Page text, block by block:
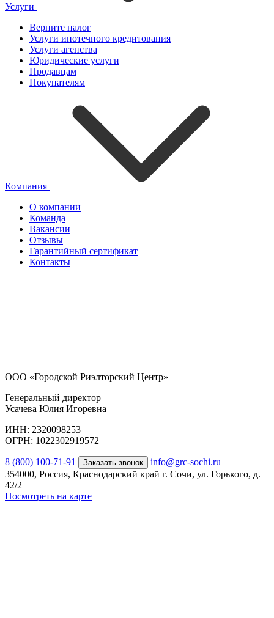
Услуги
Верните налог
Услуги ипотечного кредитования
Услуги агенства
Юридические услуги
Продавцам
Покупателям
Компания
О компании
Команда
Вакансии
Отзывы
Гарантийный сертификат
Контакты
ООО «Городской Риэлторский Центр»
Генеральный директор
Усачева Юлия Игоревна
ИНН: 2320098253
ОГРН: 1022302919572
8 (800) 100-71-91 Заказать звонок
info@grc-sochi.ru
354000, Россия, Краснодарский край г. Сочи, ул. Горького, д.
42/2
Посмотреть на карте